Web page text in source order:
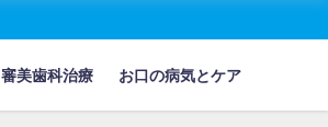
審美歯科治療 お口の病気とケア